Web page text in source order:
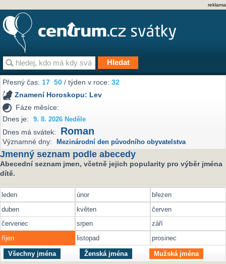
reklama
Přesný čas:17 50 / týden v roce:32
Znamení Horoskopu: Lev
Fáze měsíce:
Dnes je:
9. 8. 2026 Neděle
Dnes má svátek: Roman
Významné dny: Mezinárodní den původního obyvatelstva
Jmenný seznam podle abecedy
Abecední seznam jmen, včetně jejich popularity pro výběr jména
dítě.
leden únor
březen
duben
květen
červen
červenec
srpen
září
říjen
listopad prosinec
Všechny jména Ženská jména Mužská jména